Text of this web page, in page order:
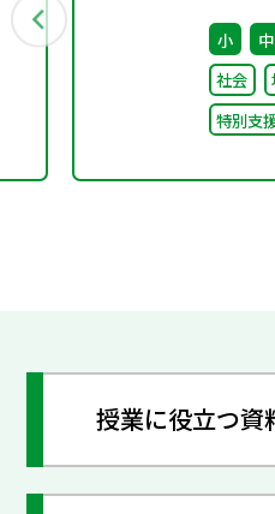
育体
級に
査）
小 中
社会
特別支
授業に役立つ資